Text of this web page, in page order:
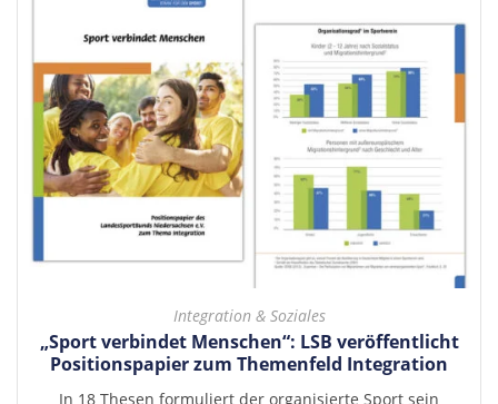
Integration & Soziales
„Sport verbindet Menschen“: LSB veröffentlicht
Positionspapier zum Themenfeld Integration
In 18 Thesen formuliert der organisierte Sport sein